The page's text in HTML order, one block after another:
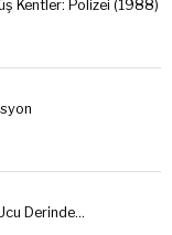
Kentler: Polizei (1988)
Derinde…